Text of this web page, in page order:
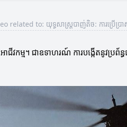
related to: យុទ្ធសាស្ត្របាញ់តិច: ការប្រើប្រាស់
ាជីវកម្ម។ ជាឧទាហរណ៍ ការបង្កើតនូវប្រ